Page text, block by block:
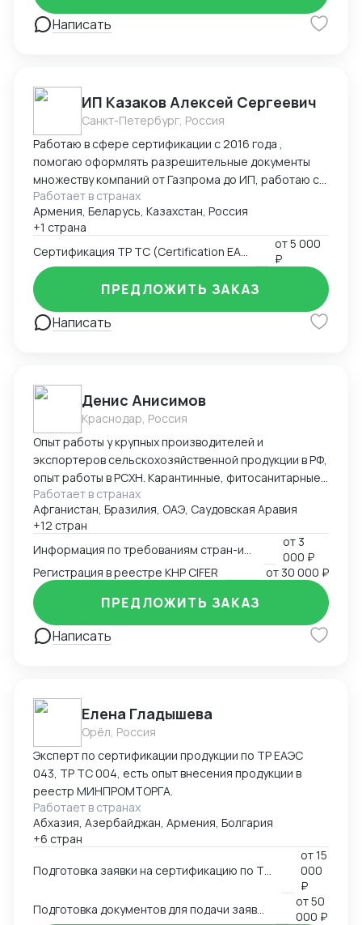
Написать
ИП Казаков Алексей Сергеевич
Санкт-Петербург, Россия
Работаю в сфере сертификации с 2016 года ,
помогаю оформлять разрешительные документы
множеству компаний от Газпрома до ИП, работаю с
таможенными брокерами
Работает в странах
Армения, Беларусь, Казахстан, Россия
+1 страна
от5 000
₽
Написать
ПРЕДЛОЖИТЬ ЗАКАЗ
Денис Анисимов
Краснодар, Россия
Опыт работы у крупных производителей и
экспортеров сельскохозяйственной продукции в РФ,
опыт работы в РСХН. Карантинные, фитосанитарные,
ветеринарные и иные сертификаты. Взаимодействие
с лабораториями, госорганами, сюрвейерами,
фумигаторами и т.д. Работа в ГИС Аргус-фито,
Меркурий, Цербер. Аттестация предприятия для
экспорта.
Работает в странах
Афганистан, Бразилия, ОАЭ, Саудовская Аравия
+12 стран
от 3
000 ₽
Регистрация в реестре КНР CIFER
от 30 000 ₽
Написать
ПРЕДЛОЖИТЬ ЗАКАЗ
Елена Гладышева
Орёл, Россия
Эксперт по сертификации продукции по ТР ЕАЭС
043, ТР ТС 004, есть опыт внесения продукции в
реестр МИНПРОМТОРГА.
Работает в странах
Абхазия, Азербайджан, Армения, Болгария
+6 стран
Подготовка заявки на сертификацию по ТР ЕАЭС 043, ТР ТС 004, ТР ТС 020, ТР ТС 010, 123-ФЗ
от15
000
₽
от50
000 ₽